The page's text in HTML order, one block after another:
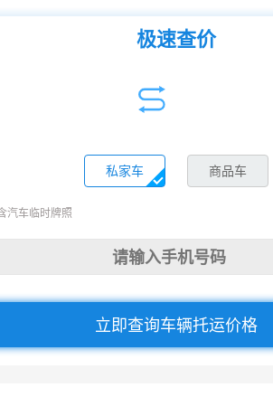
极速查价
私家车 商品车
汽车临时牌照
立即查询车辆托运价格